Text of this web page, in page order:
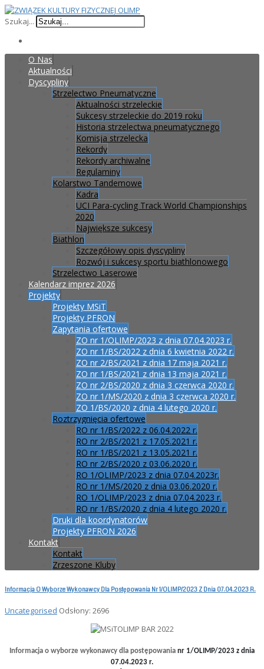
Szukaj...
O Nas
Aktualności
Dyscypliny
Strzelectwo Pneumatyczne
Aktualności strzeleckie
Sukcesy strzeleckie do 2019 roku
Historia strzelectwa pneumatycznego
Komisja strzelecka
Rekordy
Rekordy archiwalne
Regulaminy
Kolarstwo Tandemowe
Kadra
UCI Para-cycling Track World Championships
2020
Największe sukcesy
Biathlon
Szczegółowy opis dyscypliny
Rozwój i sukcesy sportu biathlonowego
Strzelectwo Laserowe
Kalendarz imprez 2026
Projekty
Projekty MSiT
Projekty PFRON
Zapytania ofertowe
ZO nr 1/OLIMP/2023 z dnia 07.04.2023 r.
ZO nr 1/BS/2022 z dnia 6 kwietnia 2022 r.
ZO nr 2/BS/2021 z dnia 17 maja 2021 r.
ZO nr 1/BS/2021 z dnia 13 maja 2021 r.
ZO nr 2/BS/2020 z dnia 3 czerwca 2020 r.
ZO nr 1/MS/2020 z dnia 3 czerwca 2020 r.
ZO 1/BS/2020 z dnia 4 lutego 2020 r.
Roztrzygnięcia ofertowe
RO nr 1/BS/2022 z 06.04.2022 r.
RO nr 2/BS/2021 z 17.05.2021 r.
RO nr 1/BS/2021 z 13.05.2021 r.
RO nr 2/BS/2020 z 03.06.2020 r.
RO 1/OLIMP/2023 z dnia 07.04.2023r.
RO nr 1/MS/2020 z dnia 03.06.2020 r.
RO 1/OLIMP/2023 z dnia 07.04.2023 r.
RO nr 1/BS/2020 z dnia 4 lutego 2020 r.
Druki dla koordynatorów
Projekty PFRON 2026
Kontakt
Kontakt
Zrzeszone Kluby
Informacja O Wyborze Wykonawcy Dla Postępowania Nr 1/OLIMP/2023 Z Dnia 07.04.2023 R.
Uncategorised Odsłony: 2696
Informacja o wyborze wykonawcy dla postępowania nr 1/OLIMP/2023 z dnia
07.04.2023 r.